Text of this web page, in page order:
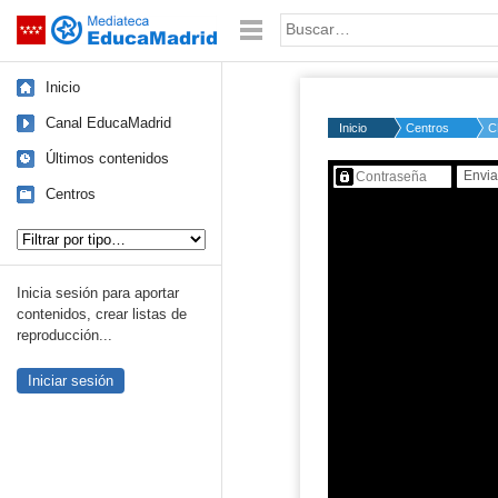
Saltar navegación Palabra o frase:
Inicio
Canal EducaMadrid
Últimos contenidos
Centros
Inicia sesión para aportar
contenidos, crear listas de
reproducción...
Iniciar sesión
Inicio Centros
Contenido protegido…